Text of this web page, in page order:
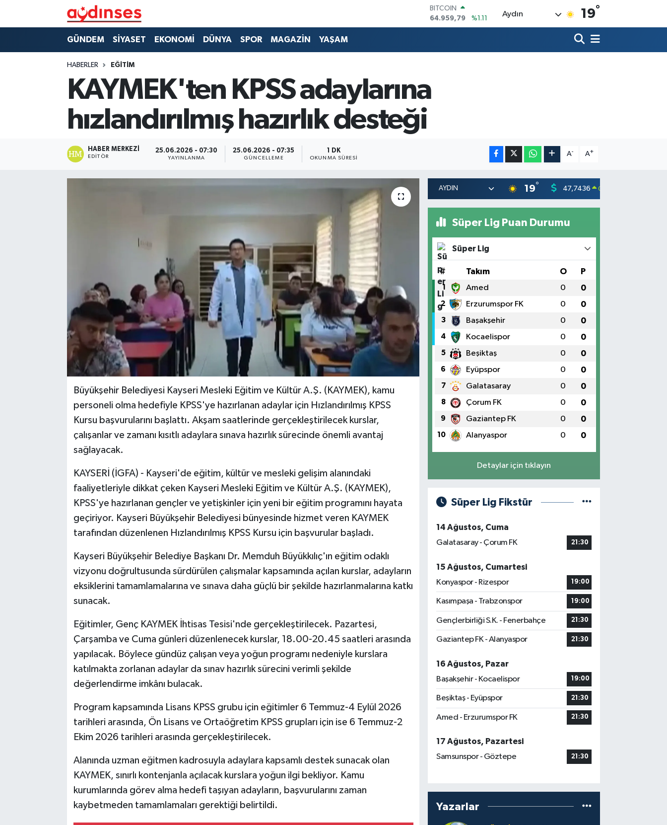
DOLAR
47,7436
%0.18
EURO
BİST100
13.779
Aydın 19°
GÜNDEM SİYASET EKONOMİ DÜNYA SPOR MAGAZİN YAŞAM
HABERLER EĞİTİM
KAYMEK'ten KPSS adaylarına
hızlandırılmış hazırlık desteği
HABER MERKEZI
EDITÖR
25.06.2026 - 07:30
YAYINLANMA
25.06.2026 - 07:35
GÜNCELLEME
1 DK
OKUNMA SÜRESI
A- A+
Büyükşehir Belediyesi Kayseri Mesleki Eğitim ve Kültür A.Ş. (KAYMEK), kamu
personeli olma hedefiyle KPSS'ye hazırlanan adaylar için Hızlandırılmış KPSS
Kursu başvurularını başlattı. Akşam saatlerinde gerçekleştirilecek kurslar,
çalışanlar ve zamanı kısıtlı adaylara sınava hazırlık sürecinde önemli avantaj
sağlayacak.
KAYSERİ (İGFA) - Kayseri'de eğitim, kültür ve mesleki gelişim alanındaki
faaliyetleriyle dikkat çeken Kayseri Mesleki Eğitim ve Kültür A.Ş. (KAYMEK),
KPSS'ye hazırlanan gençler ve yetişkinler için yeni bir eğitim programını hayata
geçiriyor. Kayseri Büyükşehir Belediyesi bünyesinde hizmet veren KAYMEK
tarafından düzenlenen Hızlandırılmış KPSS Kursu için başvurular başladı.
Kayseri Büyükşehir Belediye Başkanı Dr. Memduh Büyükkılıç'ın eğitim odaklı
vizyonu doğrultusunda sürdürülen çalışmalar kapsamında açılan kurslar, adayların
eksiklerini tamamlamalarına ve sınava daha güçlü bir şekilde hazırlanmalarına katkı
sunacak.
Eğitimler, Genç KAYMEK İhtisas Tesisi'nde gerçekleştirilecek. Pazartesi,
Çarşamba ve Cuma günleri düzenlenecek kurslar, 18.00-20.45 saatleri arasında
yapılacak. Böylece gündüz çalışan veya yoğun programı nedeniyle kurslara
katılmakta zorlanan adaylar da sınav hazırlık sürecini verimli şekilde
değerlendirme imkânı bulacak.
Program kapsamında Lisans KPSS grubu için eğitimler 6 Temmuz-4 Eylül 2026
tarihleri arasında, Ön Lisans ve Ortaöğretim KPSS grupları için ise 6 Temmuz-2
Ekim 2026 tarihleri arasında gerçekleştirilecek.
Alanında uzman eğitmen kadrosuyla adaylara kapsamlı destek sunacak olan
KAYMEK, sınırlı kontenjanla açılacak kurslara yoğun ilgi bekliyor. Kamu
kurumlarında görev alma hedefi taşıyan adayların, başvurularını zaman
kaybetmeden tamamlamaları gerektiği belirtildi.
19° 47,7436 0.18
Süper Lig Puan Durumu
Süper Lig
# Takım O P
1 Amed 0 0
2 Erzurumspor FK 0 0
3 Başakşehir 0 0
4 Kocaelispor 0 0
5 Beşiktaş 0 0
6 Eyüpspor 0 0
7 Galatasaray 0 0
8 Çorum FK 0 0
9 Gaziantep FK 0 0
10 Alanyaspor 0 0
Detaylar için tıklayın
Süper Lig Fikstür
14 Ağustos, Cuma
Galatasaray - Çorum FK
21:30
15 Ağustos, Cumartesi
Konyaspor - Rizespor
19:00
Kasımpaşa - Trabzonspor 19:00
Gençlerbirliği S.K. - Fenerbahçe 21:30
Gaziantep FK - Alanyaspor 21:30
16 Ağustos, Pazar
Başakşehir - Kocaelispor
19:00
Beşiktaş - Eyüpspor 21:30
Amed - Erzurumspor FK 21:30
17 Ağustos, Pazartesi
Samsunspor - Göztepe
21:30
Yazarlar
Nöbetçi Eczaneler
Hava Durumu
Aydin Namaz Vakitleri
Trafik Durumu
Tüm Manşetler